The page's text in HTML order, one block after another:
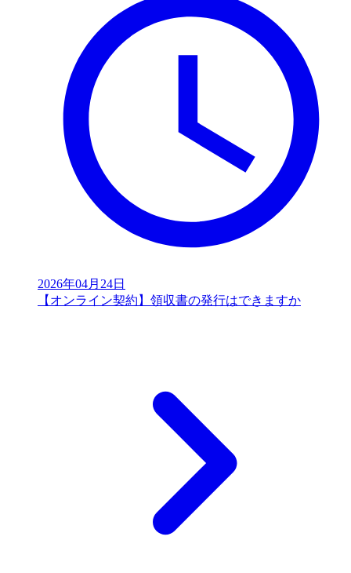
2026年04月24日
【オンライン契約】領収書の発行はできますか